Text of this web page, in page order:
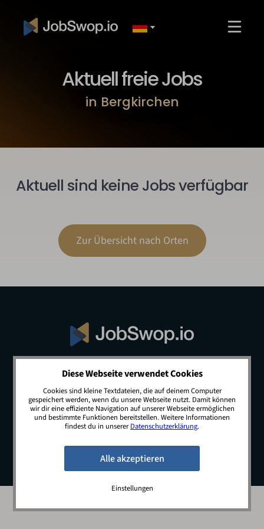
Aktuell freie Jobs
in Bergkirchen
Aktuell sind keine Jobs verfügbar
Zur Übersicht nach Orten
© 2026 JobSwop.io · All rights reserved.
Blog Jobs Newsletter
Kontakt
Preise
Impressum Datenschutz
Diese Webseite verwendet Cookies
Cookies sind kleine Textdateien, die auf deinem Computer
gespeichert werden, wenn du unsere Webseite nutzt. Damit können
wir dir eine effiziente Navigation auf unserer Webseite ermöglichen
und bestimmte Funktionen bereitstellen. Weitere Informationen
findest du in unsererDatenschutzerklärung.
Einstellungen